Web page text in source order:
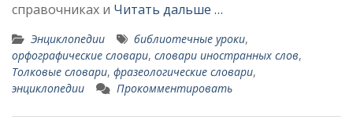
справочниках и Читать дальше …
Энциклопедии библиотечные уроки,
орфографические словари, словари иностранных слов,
Толковые словари, фразеологические словари,
энциклопедии
Прокомментировать